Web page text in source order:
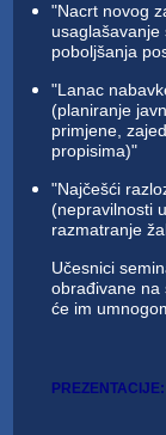
"Nacrt novog
usaglašavanje
poboljšanja
"Lanac
(planiranje
primjene,
propisima)"
"Najčešći
(nepravilnosti
razmatranje
Učesnici
obrađivane na
će im
PREZENTACIJE: